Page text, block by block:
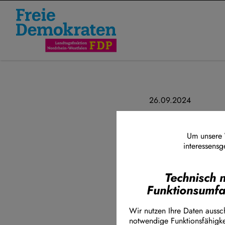
26.09.2024
Das
Genehmigung
rechtswidrig“
Um
Technisch
Wir nutzen Ihre Daten
notwendige